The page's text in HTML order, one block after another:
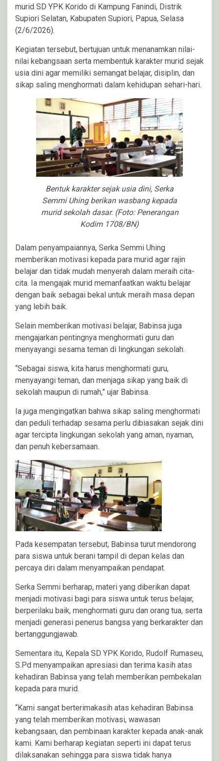
murid SD YPK Korido di Kampung Fanindi, Distrik
Supiori Selatan, Kabupaten Supiori, Papua, Selasa
(2/6/2026).
Kegiatan tersebut, bertujuan untuk menanamkan nilai-
nilai kebangsaan serta membentuk karakter murid sejak
usia dini agar memiliki semangat belajar, disiplin, dan
sikap saling menghormati dalam kehidupan sehari-hari.
Bentuk karakter sejak usia dini, Serka
Semmi Uhing berikan wasbang kepada
murid sekolah dasar. (Foto: Penerangan
Kodim 1708/BN)
Dalam penyampaiannya, Serka Semmi Uhing
memberikan motivasi kepada para murid agar rajin
belajar dan tidak mudah menyerah dalam meraih cita-
cita. Ia mengajak murid memanfaatkan waktu belajar
dengan baik sebagai bekal untuk meraih masa depan
yang lebih baik.
Selain memberikan motivasi belajar, Babinsa juga
mengajarkan pentingnya menghormati guru dan
menyayangi sesama teman di lingkungan sekolah.
“Sebagai siswa, kita harus menghormati guru,
menyayangi teman, dan menjaga sikap yang baik di
sekolah maupun di rumah,” ujar Babinsa.
Ia juga mengingatkan bahwa sikap saling menghormati
dan peduli terhadap sesama perlu dibiasakan sejak dini
agar tercipta lingkungan sekolah yang aman, nyaman,
dan penuh kebersamaan.
Pada kesempatan tersebut, Babinsa turut mendorong
para siswa untuk berani tampil di depan kelas dan
percaya diri dalam menyampaikan pendapat.
Serka Semmi berharap, materi yang diberikan dapat
menjadi motivasi bagi para siswa untuk terus belajar,
berperilaku baik, menghormati guru dan orang tua, serta
menjadi generasi penerus bangsa yang berkarakter dan
bertanggungjawab.
Sementara itu, Kepala SD YPK Korido, Rudolf Rumaseu,
S.Pd menyampaikan apresiasi dan terima kasih atas
kehadiran Babinsa yang telah memberikan pembekalan
kepada para murid.
“Kami sangat berterimakasih atas kehadiran Babinsa
yang telah memberikan motivasi, wawasan
kebangsaan, dan pembinaan karakter kepada anak-anak
kami. Kami berharap kegiatan seperti ini dapat terus
dilaksanakan sehingga para siswa tidak hanya